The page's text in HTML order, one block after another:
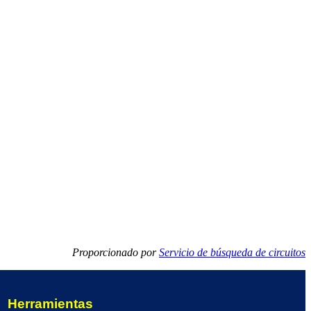
Proporcionado porServicio de búsqueda de circuitos
Herramientas